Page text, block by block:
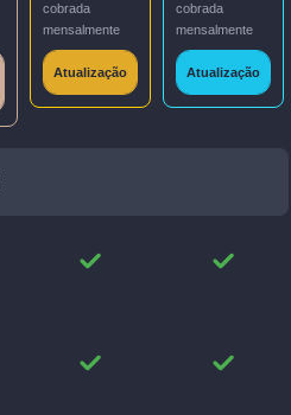
cobrada
mensalmente
Atualização
cobrada
mensalmente
Atualização